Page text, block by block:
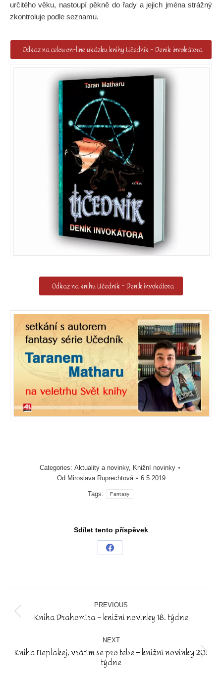
určitého věku, nastoupí pěkně do řady a jejich jména strážný
zkontroluje podle seznamu.
Odkaz na celou on-line ukázku knihy Učedník – Deník invokátora
Odkaz na knihu Učedník – Deník invokátora
Categories: Aktuality a novinky, Knižní novinky
Od Miroslava Ruprechtová 6.5.2019
Tags: Fantasy
Sdílet tento příspěvek
Share
Post
navigation PREVIOUS
Previous
Kniha Drahomíra – knižní novinky 18. týdne
NEXT
Next
Kniha Neplakej, vrátím se pro tebe – knižní novinky 20.
týdne